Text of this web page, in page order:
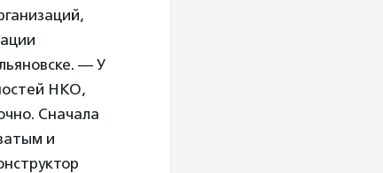
— У
НКО,
Сначала
и